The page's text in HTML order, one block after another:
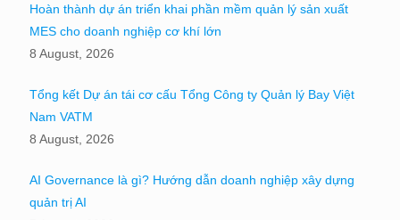
Hoàn thành dự án triển khai phần mềm quản lý sản xuất
MES cho doanh nghiệp cơ khí lớn
8 August, 2026
Tổng kết Dự án tái cơ cấu Tổng Công ty Quản lý Bay Việt
Nam VATM
8 August, 2026
AI Governance là gì? Hướng dẫn doanh nghiệp xây dựng
quản trị AI